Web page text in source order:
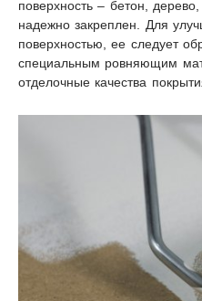
поверхность – бетон,
надежно закреплен. Для
поверхностью, ее следует
специальным ровняющим
отделочные качества